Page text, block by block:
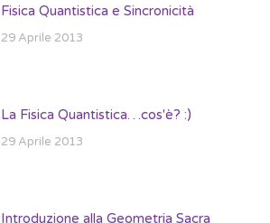
Fisica Quantistica e Sincronicità
29 Aprile 2013
La Fisica Quantistica…cos'è? :)
29 Aprile 2013
Introduzione alla Geometria Sacra